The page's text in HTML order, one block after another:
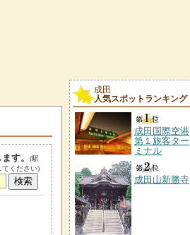
す。
(駅
てください)
成田
人気スポットランキング
成田国際空港
第１旅客ター
ミナル
成田山新勝寺